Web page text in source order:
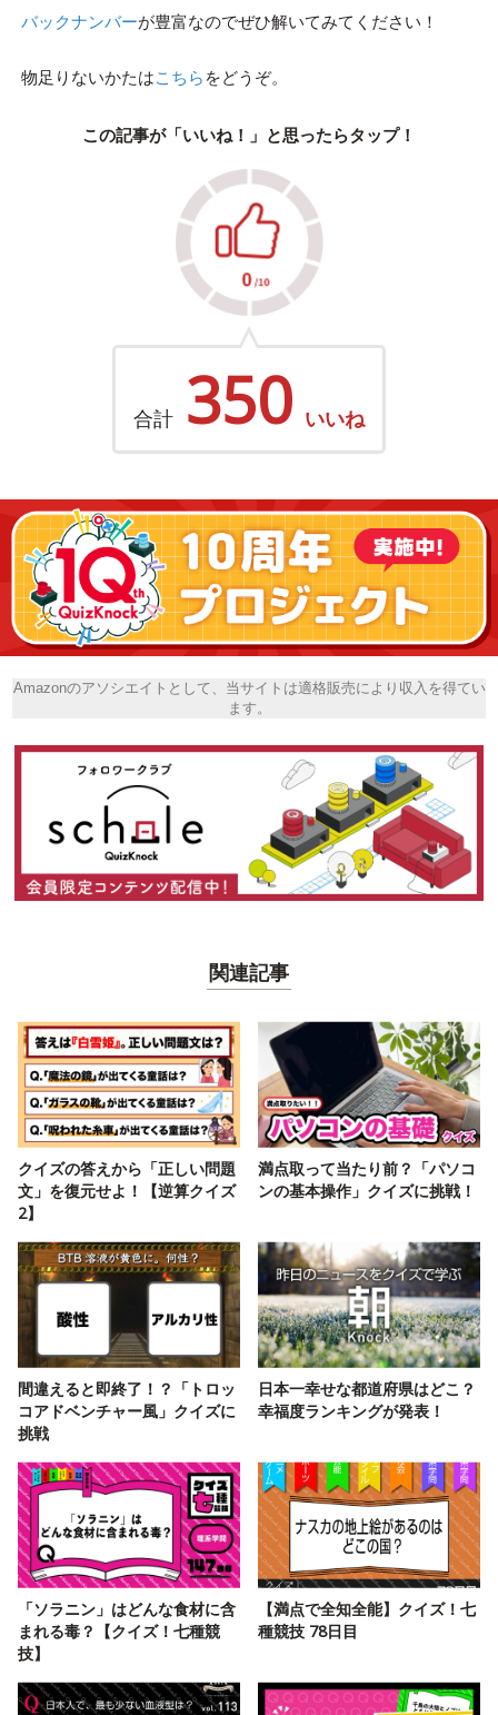
バックナンバーが豊富なのでぜひ解いてみてください！
物足りないかたはこちら をどうぞ。
この記事が「いいね！」と思ったらタップ！
合計 350 いいね
Amazonのアソシエイトとして、当サイトは適格販売により収入を得てい
ます。
関連記事
クイズの答えから「正しい問題
文」を復元せよ！【逆算クイズ
2】
満点取って当たり前？「パソコ
ンの基本操作」クイズに挑戦！
間違えると即終了！？「トロッ
コアドベンチャー風」クイズに
挑戦
日本一幸せな都道府県はどこ？
幸福度ランキングが発表！
「ソラニン」はどんな食材に含
まれる毒？【クイズ！七種競
技】
【満点で全知全能】クイズ！七
種競技 78日目